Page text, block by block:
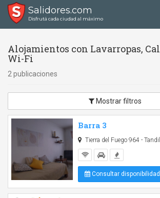
Salidores.com
Disfrutá cada ciudad al máximo
Alojamientos con Lavarropas,
Wi-Fi
2 publicaciones
Mostrar filtros
Barra 3
Tierra del Fuego 964 - Tandil
Consultar disponibilidad